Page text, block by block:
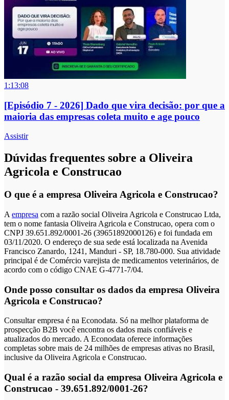
1:13:08
[Episódio 7 - 2026] Dado que vira decisão: por que a
maioria das empresas coleta muito e age pouco
Assistir
Dúvidas frequentes sobre a Oliveira
Agricola e Construcao
O que é a empresa Oliveira Agricola e Construcao?
A empresa com a razão social Oliveira Agricola e Construcao Ltda,
tem o nome fantasia Oliveira Agricola e Construcao, opera com o
CNPJ 39.651.892/0001-26 (39651892000126) e foi fundada em
03/11/2020. O endereço de sua sede está localizada na Avenida
Francisco Zanardo, 1241, Manduri - SP, 18.780-000. Sua atividade
principal é de Comércio varejista de medicamentos veterinários, de
acordo com o código CNAE G-4771-7/04.
Onde posso consultar os dados da empresa Oliveira
Agricola e Construcao?
Consultar empresa é na Econodata. Só na melhor plataforma de
prospecção B2B você encontra os dados mais confiáveis e
atualizados do mercado. A Econodata oferece informações
completas sobre mais de 24 milhões de empresas ativas no Brasil,
inclusive da Oliveira Agricola e Construcao.
Qual é a razão social da empresa Oliveira Agricola e
Construcao - 39.651.892/0001-26?